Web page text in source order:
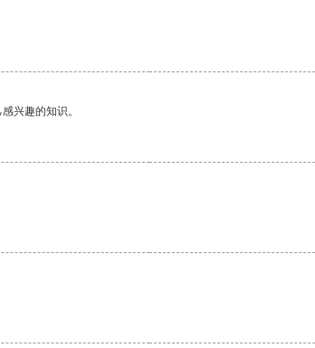
兴趣的知识。